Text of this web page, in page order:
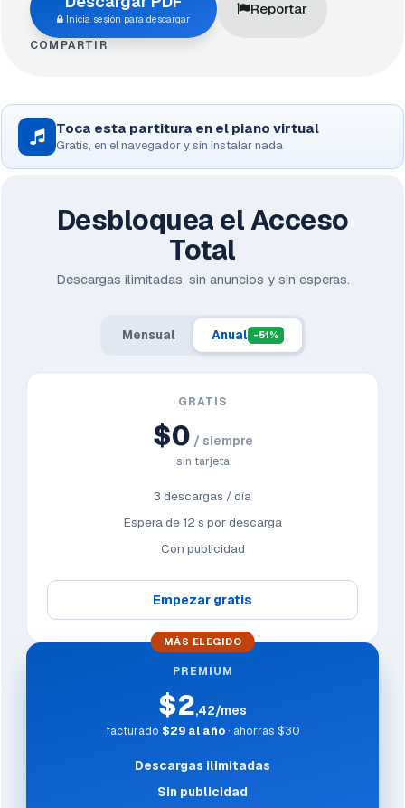
Inicia sesión para descargar
Reportar
COMPARTIR
Toca esta partitura en el piano virtual
Gratis, en el navegador y sin instalar nada
Desbloquea el Acceso
Total
Descargas ilimitadas, sin anuncios y sin esperas.
Mensual Anual -51%
GRATIS
$0 / siempre
sin tarjeta
3 descargas / día
Espera de 12 s por descarga
Con publicidad
Empezar gratis
MÁS ELEGIDO
PREMIUM
$2,42/mes
facturado $29 al año· ahorras $30
Descargas ilimitadas
Sin publicidad